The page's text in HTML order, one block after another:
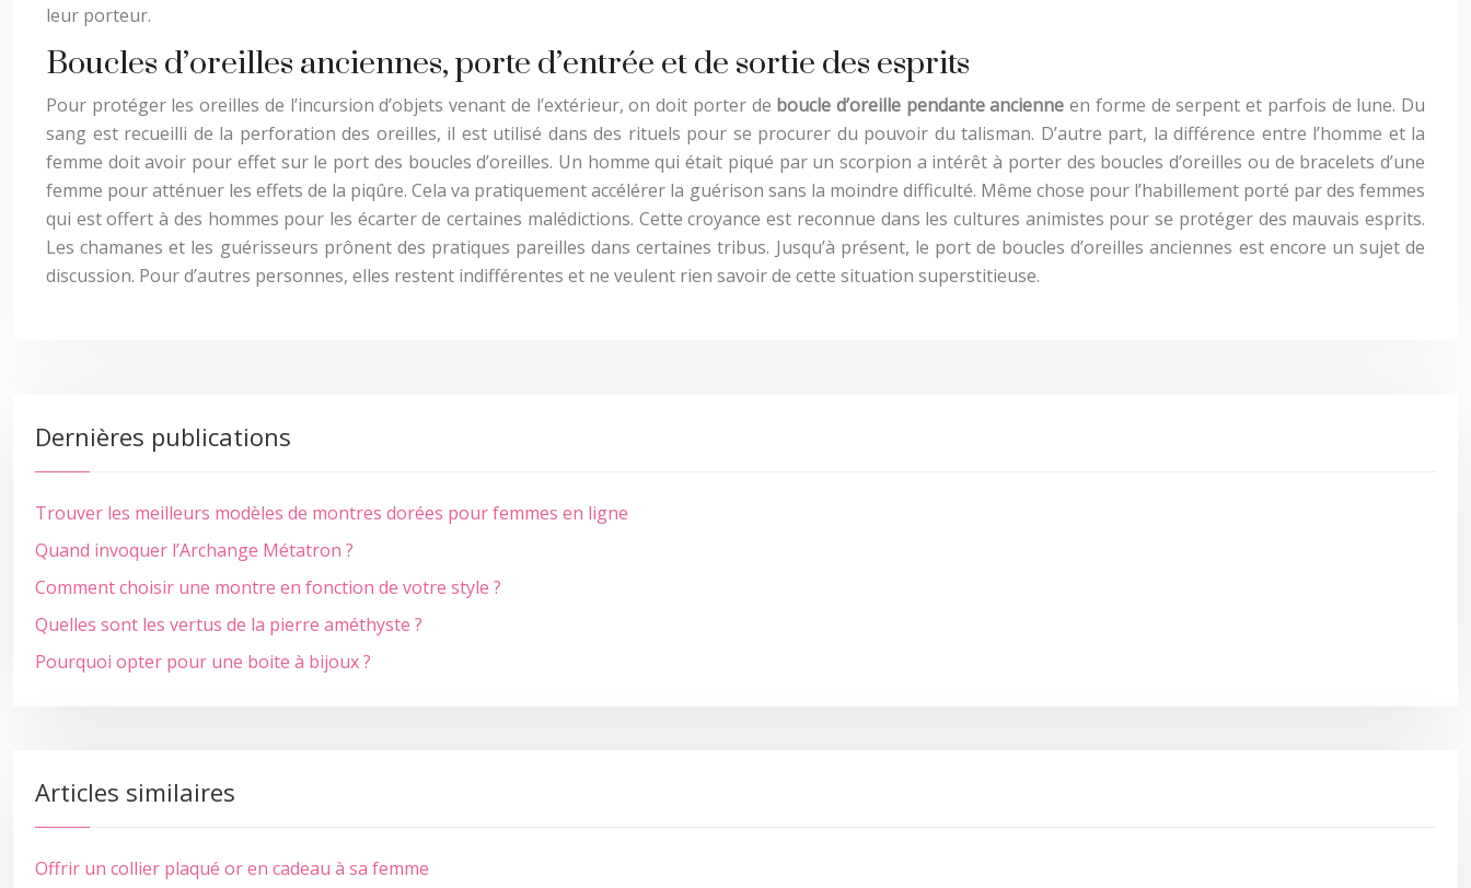
leur porteur.
Boucles d’oreilles anciennes, porte d’entrée et de sortie des esprits
Pour protéger les oreilles de l’incursion d’objets venant de l’extérieur, on doit porter de boucle d’oreille pendante ancienne en forme de serpent et parfois de lune. Du
sang est recueilli de la perforation des oreilles, il est utilisé dans des rituels pour se procurer du pouvoir du talisman. D’autre part, la différence entre l’homme et la
femme doit avoir pour effet sur le port des boucles d’oreilles. Un homme qui était piqué par un scorpion a intérêt à porter des boucles d’oreilles ou de bracelets d’une
femme pour atténuer les effets de la piqûre. Cela va pratiquement accélérer la guérison sans la moindre difficulté. Même chose pour l’habillement porté par des femmes
qui est offert à des hommes pour les écarter de certaines malédictions. Cette croyance est reconnue dans les cultures animistes pour se protéger des mauvais esprits.
Les chamanes et les guérisseurs prônent des pratiques pareilles dans certaines tribus. Jusqu’à présent, le port de boucles d’oreilles anciennes est encore un sujet de
discussion. Pour d’autres personnes, elles restent indifférentes et ne veulent rien savoir de cette situation superstitieuse.
Dernières publications
Trouver les meilleurs modèles de montres dorées pour femmes en ligne
Quand invoquer l’Archange Métatron ?
Comment choisir une montre en fonction de votre style ?
Quelles sont les vertus de la pierre améthyste ?
Pourquoi opter pour une boite à bijoux ?
Articles similaires
Offrir un collier plaqué or en cadeau à sa femme